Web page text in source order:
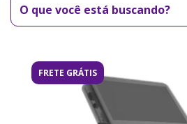
FRETE GRÁTIS